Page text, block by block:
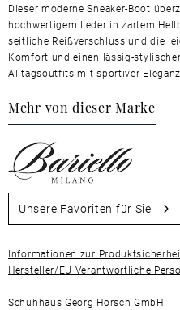
Dieser moderne Sneaker-Boot
hochwertigem Leder in zartem
seitliche Reißverschluss und die
Komfort und einen lässig-
Alltagsoutfits mit sportiver Eleganz.
Mehr von dieser Marke
Unsere Favoriten für Sie
Informationen zur
Hersteller/EU Verantwortliche
Schuhhaus Georg Horsch GmbH